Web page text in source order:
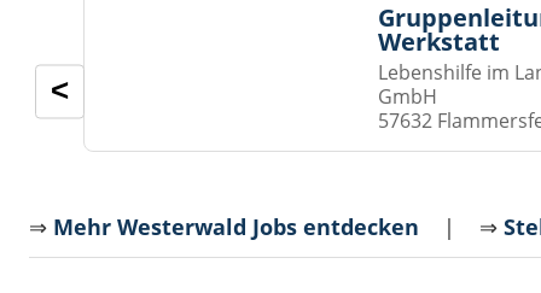
Werkstatt
Lebenshilfe im
GmbH
57632
<
⇒ Mehr Westerwald Jobs entdecken | ⇒